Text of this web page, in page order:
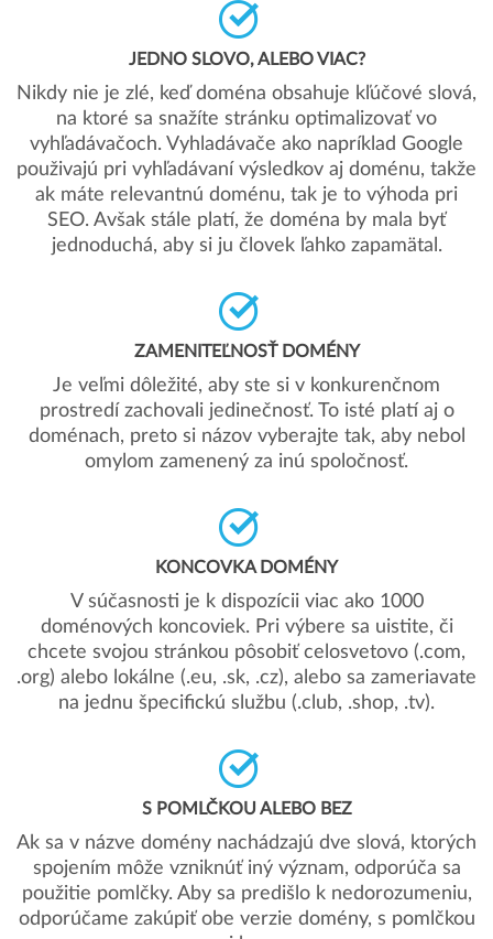
JEDNO SLOVO, ALEBO VIAC?
Nikdy nie je zlé, keď doména obsahuje kľúčové slová,
na ktoré sa snažíte stránku optimalizovať vo
vyhľadávačoch. Vyhladávače ako napríklad Google
použivajú pri vyhľadávaní výsledkov aj doménu, takže
ak máte relevantnú doménu, tak je to výhoda pri
SEO. Avšak stále platí, že doména by mala byť
jednoduchá, aby si ju človek ľahko zapamätal.
ZAMENITEĽNOSŤ DOMÉNY
Je veľmi dôležité, aby ste si v konkurenčnom
prostredí zachovali jedinečnosť. To isté platí aj o
doménach, preto si názov vyberajte tak, aby nebol
omylom zamenený za inú spoločnosť.
KONCOVKA DOMÉNY
V súčasnosti je k dispozícii viac ako 1000
doménových koncoviek. Pri výbere sa uistite, či
chcete svojou stránkou pôsobiť celosvetovo (.com,
.org) alebo lokálne (.eu, .sk, .cz), alebo sa zameriavate
na jednu špecifickú službu (.club, .shop, .tv).
S POMLČKOU ALEBO BEZ
Ak sa v názve domény nachádzajú dve slová, ktorých
spojením môže vzniknúť iný význam, odporúča sa
použitie pomlčky. Aby sa predišlo k nedorozumeniu,
odporúčame zakúpiť obe verzie domény, s pomlčkou